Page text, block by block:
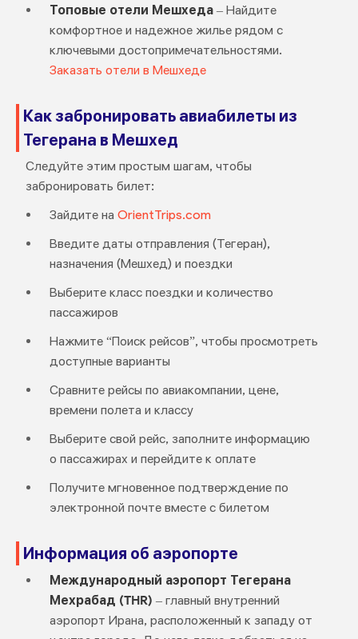
Топовые отели Мешхеда– Найдите
комфортное и надежное жилье рядом с
ключевыми достопримечательностями.
Заказать отели в Мешхеде
Как забронировать авиабилеты из
Тегерана в Мешхед
Следуйте этим простым шагам, чтобы
забронировать билет:
Зайдите на OrientTrips.com
Введите даты отправления (Тегеран),
назначения (Мешхед) и поездки
Выберите класс поездки и количество
пассажиров
Нажмите “Поиск рейсов”, чтобы просмотреть
доступные варианты
Сравните рейсы по авиакомпании, цене,
времени полета и классу
Выберите свой рейс, заполните информацию
о пассажирах и перейдите к оплате
Получите мгновенное подтверждение по
электронной почте вместе с билетом
Информация об аэропорте
Международный аэропорт Тегерана
Мехрабад (THR) – главный внутренний
аэропорт Ирана, расположенный к западу от